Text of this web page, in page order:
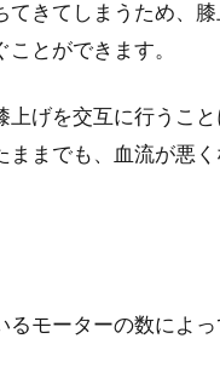
てきてしまうため、
とができます。
上げを交互に行うこ
ままでも、血流が悪
るモーターの数によっ